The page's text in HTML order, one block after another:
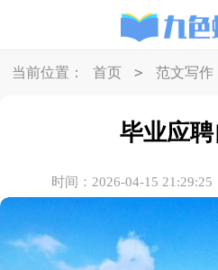
当前位置： 首页 > 范文写作
毕业应
时间：2026-04-15 21:29:25